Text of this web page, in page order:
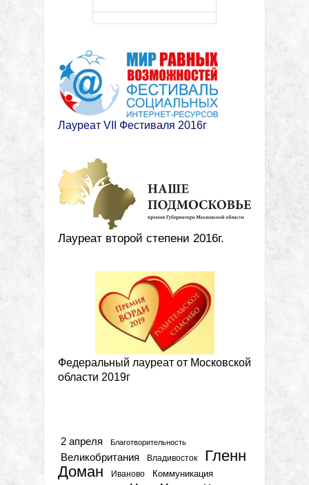
Лауреат VII Фестиваля 2016г
Лауреат второй степени 2016г.
Федеральный лауреат от Московской
области 2019г
2 апреля Благотворительность
Великобритания Владивосток
Гленн
Доман
Иваново Коммуникация